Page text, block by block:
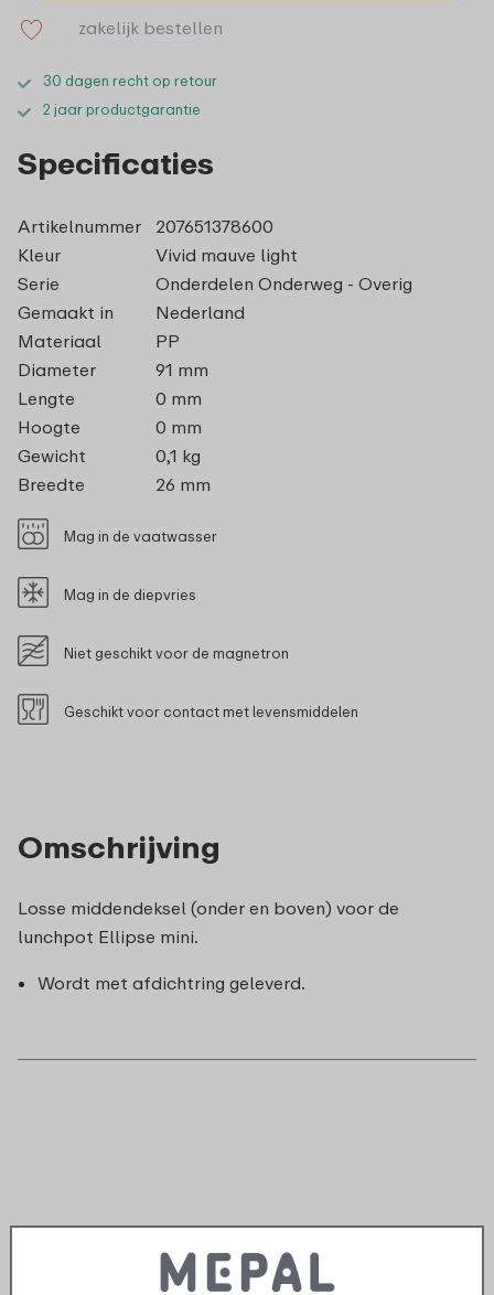
zakelijk bestellen
30 dagen recht op retour
2 jaar productgarantie
Omschrijving
Losse middendeksel (onder en boven) voor de
lunchpot Ellipse mini.
Wordt met afdichtring geleverd.
Specificaties
Artikelnummer
207651378600
Kleur
Vivid mauve light
Serie
Onderdelen Onderweg - Overig
Gemaakt in
Nederland
Materiaal
PP
Diameter
91 mm
Lengte
0 mm
Hoogte
0 mm
Gewicht
0,1 kg
Breedte
26 mm
Mag in de vaatwasser
Mag in de diepvries
Niet geschikt voor de magnetron
Geschikt voor contact met levensmiddelen